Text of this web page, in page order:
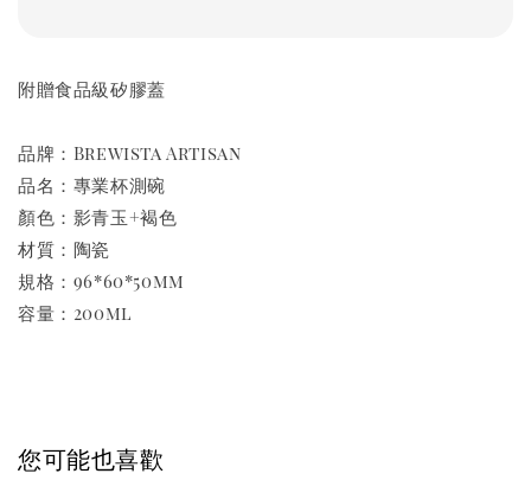
附贈食品級矽膠蓋
品牌：Brewista Artisan
品名：專業杯測碗
顏色：影青玉+褐色
材質：陶瓷
規格：96*60*50mm
容量：200ml
您可能也喜歡